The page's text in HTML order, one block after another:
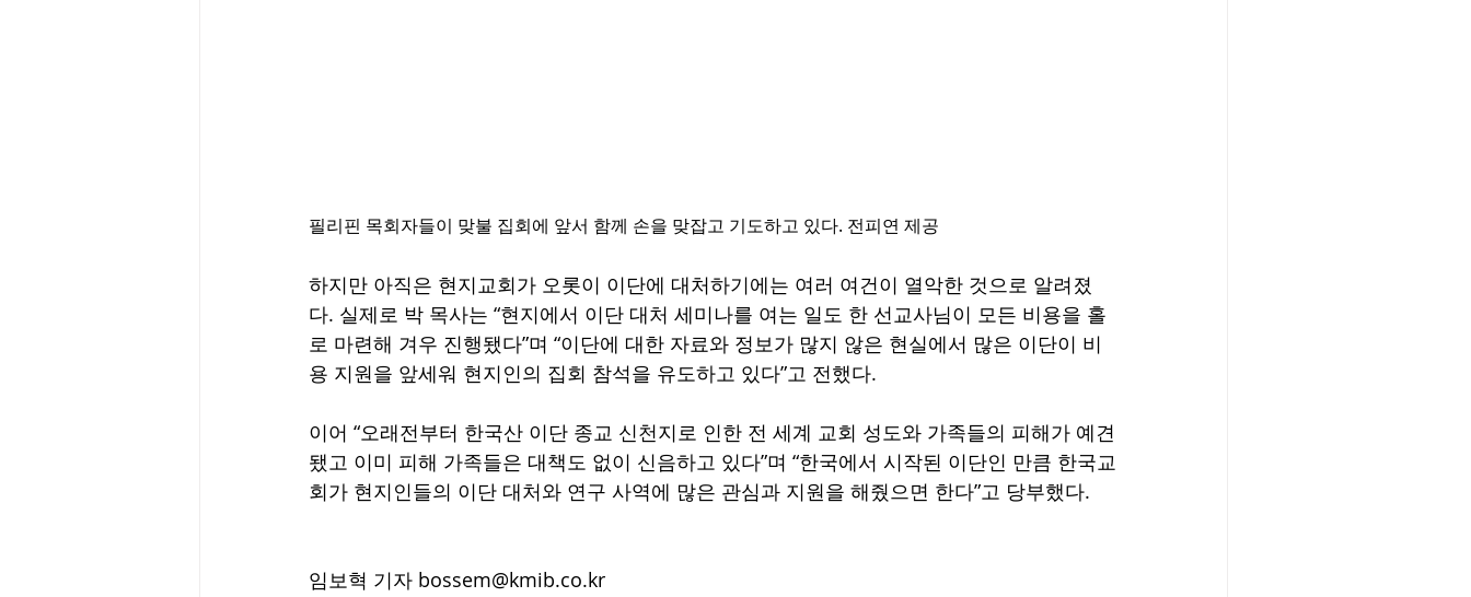
필리핀 목회자들이 맞불 집회에 앞서 함께 손을 맞잡고 기도하고 있다. 전피연 제공
하지만 아직은 현지교회가 오롯이 이단에 대처하기에는 여러 여건이 열악한 것으로 알려졌
다. 실제로 박 목사는 “현지에서 이단 대처 세미나를 여는 일도 한 선교사님이 모든 비용을 홀
로 마련해 겨우 진행됐다”며 “이단에 대한 자료와 정보가 많지 않은 현실에서 많은 이단이 비
용 지원을 앞세워 현지인의 집회 참석을 유도하고 있다”고 전했다.
이어 “오래전부터 한국산 이단 종교 신천지로 인한 전 세계 교회 성도와 가족들의 피해가 예견
됐고 이미 피해 가족들은 대책도 없이 신음하고 있다”며 “한국에서 시작된 이단인 만큼 한국교
회가 현지인들의 이단 대처와 연구 사역에 많은 관심과 지원을 해줬으면 한다”고 당부했다.
임보혁 기자 bossem@kmib.co.kr